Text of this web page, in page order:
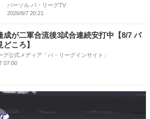
パーソル パ・リーグTV
2026/8/7 20:21
成が二軍合流後3試合連続安打中【8/7 パ
ころ】
グ公式メディア「パ・リーグインサイト」
07:00